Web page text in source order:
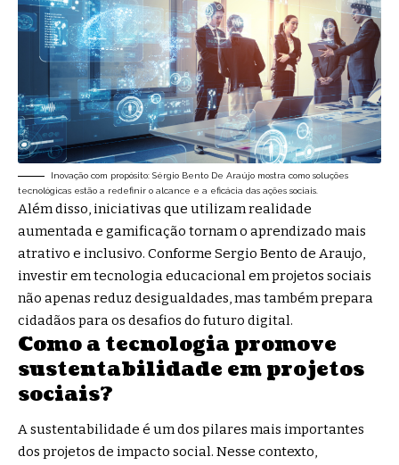
Inovação com propósito: Sérgio Bento De Araújo mostra como soluções
tecnológicas estão a redefinir o alcance e a eficácia das ações sociais.
Além disso, iniciativas que utilizam realidade
aumentada e gamificação tornam o aprendizado mais
atrativo e inclusivo. Conforme Sergio Bento de Araujo,
investir em tecnologia educacional em projetos sociais
não apenas reduz desigualdades, mas também prepara
cidadãos para os desafios do futuro digital.
Como a tecnologia promove
sustentabilidade em projetos
sociais?
A sustentabilidade é um dos pilares mais importantes
dos projetos de impacto social. Nesse contexto,